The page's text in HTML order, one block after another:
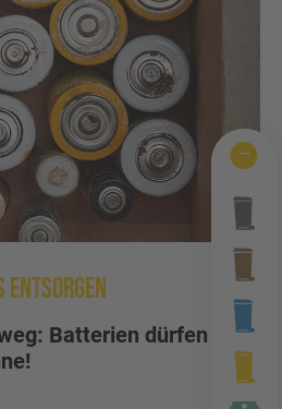
Wertstofftonne
Altglas
Problemabfall
Sperrmüll
Sonstige Abfälle
Verlustmeldung
Windelzuschuss
Nachtspeicheröfen
Photovoltaikmodule
Behältergrössen
Gebrauchtwaren
Tonnenknigge
Land Becher
Mitarbeiter
Kontakt
Häufige Fragen
entsorgen
Batterien dürfen